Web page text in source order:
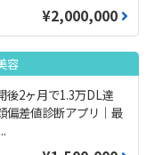
¥2,000,000
容
後2ヶ月で1.3万DL達
偏差値診断アプリ｜最
...